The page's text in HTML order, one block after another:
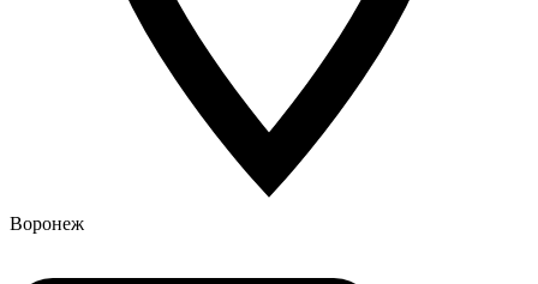
Воронеж